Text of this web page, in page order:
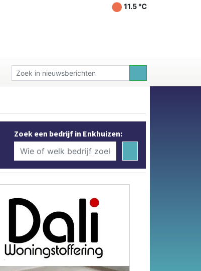
11.5 ℃
Zoek een bedrijf in Enkhuizen: